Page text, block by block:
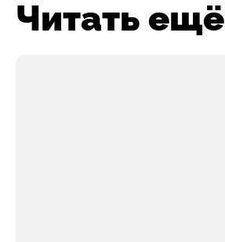
Читать ещё